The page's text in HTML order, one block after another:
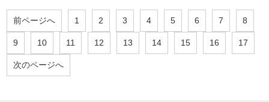
前ページへ 1 2 3 4 5 6 7 8
9 10 11 12 13 14 15 16 17
次のページへ